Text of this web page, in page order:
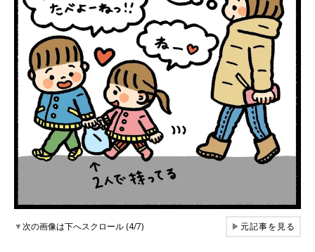
▼次の画像は下へスクロール (4/7) ▶元記事を見る